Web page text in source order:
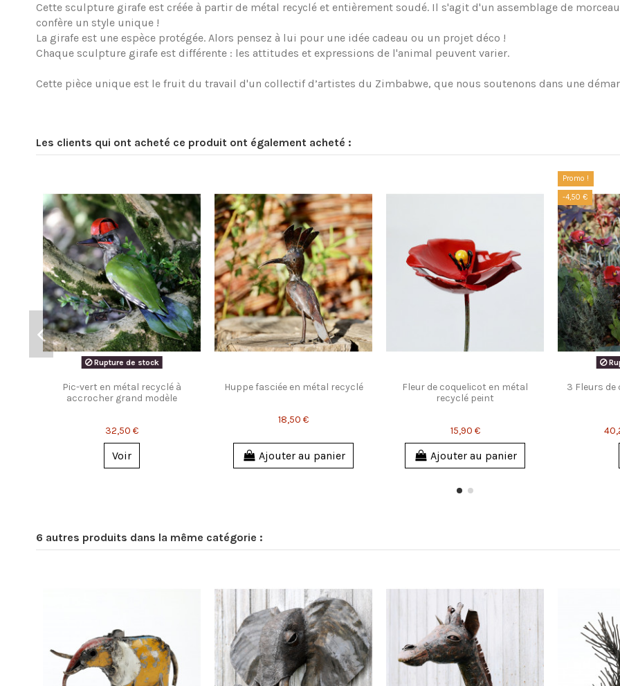
Cette sculpture girafe est créée à partir de métal recyclé et entièrement soudé. Il s'agit d'un assemblage de
confère un style unique !
La girafe est une espèce protégée. Alors pensez à lui pour une idée cadeau ou un projet déco !
Chaque sculpture girafe est différente : les attitudes et expressions de l'animal peuvent varier.
Cette pièce unique est le fruit du travail d'un collectif d’artistes du Zimbabwe, que nous soutenons dans une
Les clients qui ont acheté ce produit ont également acheté :
Rupture de stock
Pic-vert en métal recyclé à
accrocher grand modèle
32,50 €
Voir
Huppe fasciée en métal recyclé
18,50 €
Ajouter au panier
Fleur de coquelicot en métal
recyclé peint
15,90 €
Ajouter au panier
Promo !
-4,50 €
3 Fleurs
6 autres produits dans la même catégorie :